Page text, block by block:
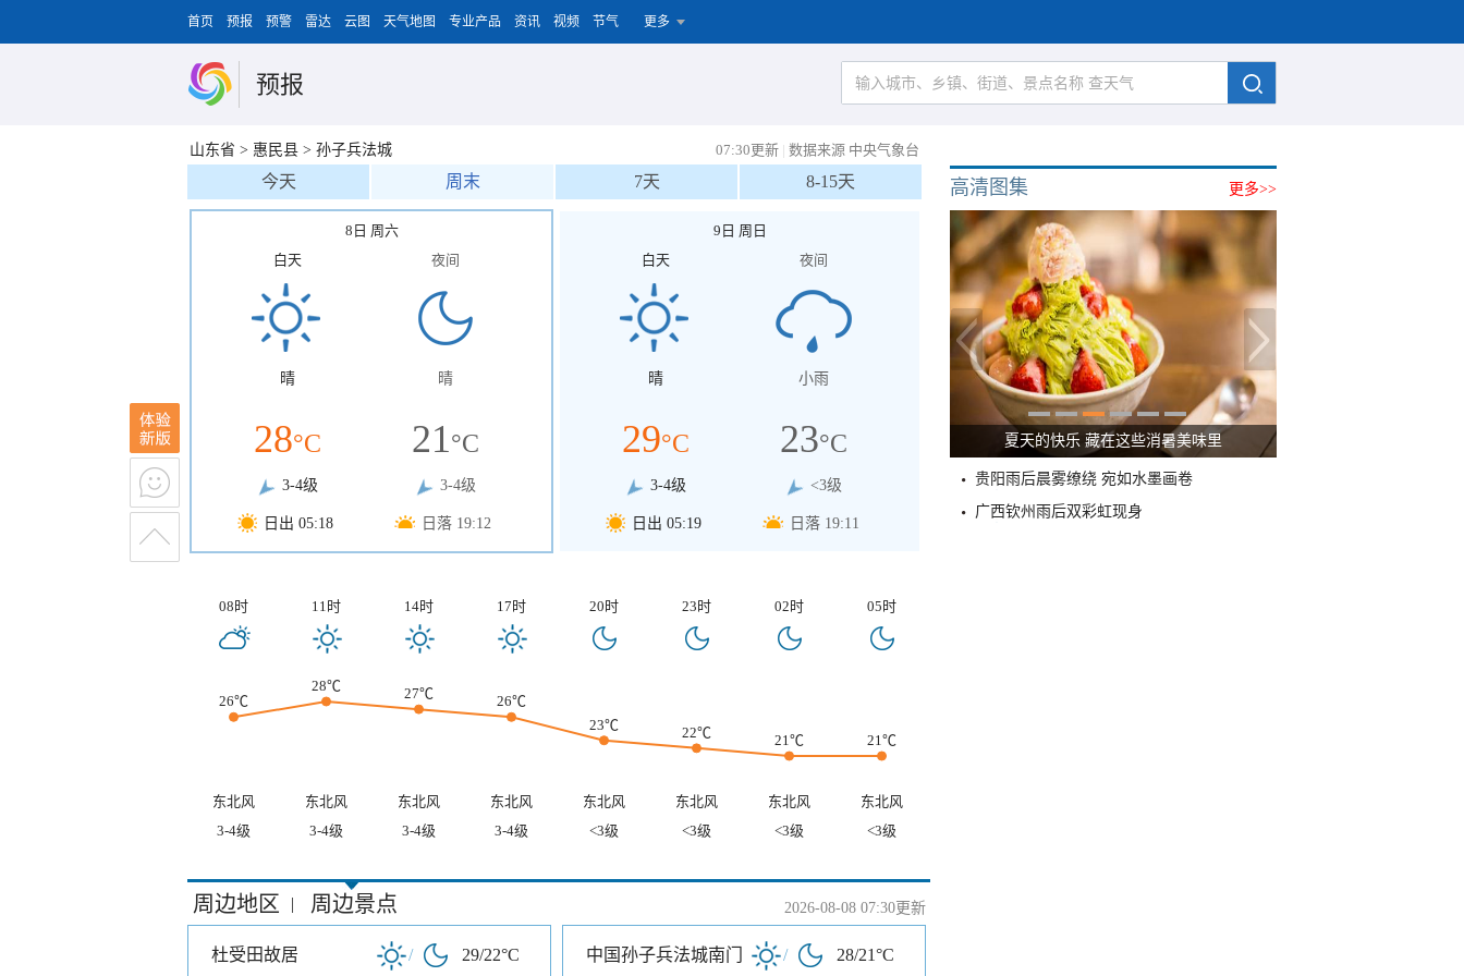
首页 预报 预警 雷达 云图 天气地图 专业产品 资讯 视频 节气 更多
预报
山东省 > 惠民县 > 孙子兵法城 07:30更新 | 数据来源 中央气象台
今天 周末 7天 8-15天
8日 周六
白天
晴
28°C
3-4级
日出 05:18
夜间
晴
21°C
3-4级
日落 19:12
9日 周日
白天
晴
29°C
3-4级
日出 05:19
夜间
小雨
23°C
<3级
日落 19:11
08时 11时 14时 17时 20时 23时 02时 05时
26℃
28℃ 27℃
26℃
23℃
22℃ 21℃ 21℃
东北风 东北风 东北风 东北风 东北风 东北风 东北风
东北风
3-4级
3-4级 3-4级 3-4级 <3级 <3级 <3级 <3级
周边地区 | 周边景点 2026-08-08 07:30更新
杜受田故居 / 29/22°C 中国孙子兵法城南门 / 28/21°C
更多>>
高清图集
夏天的快乐 藏在这些消暑美味里
贵阳雨后晨雾缭绕 宛如水墨画卷
广西钦州雨后双彩虹现身